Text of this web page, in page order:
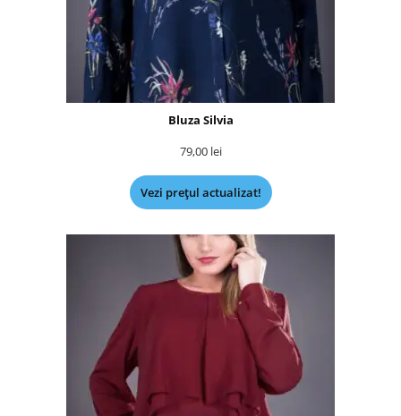
Bluza Silvia
79,00 lei
Vezi prețul actualizat!